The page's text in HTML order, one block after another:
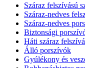
Száraz felszívású
Száraz-nedves
Száraz-nedves
Biztonsági
Háti száraz
Álló porszívók
Gyúlékony és